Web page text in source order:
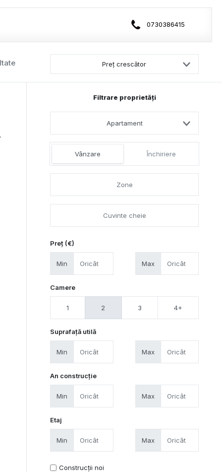
0730386415
Preț crescător
Filtrare proprietăți
Apartament
Vânzare Închiriere
Preț (€)
Min Max
Camere
1 2 3 4+
Suprafață utilă
Min Max
An construcție
Min Max
Etaj
Min Max
Construcții noi